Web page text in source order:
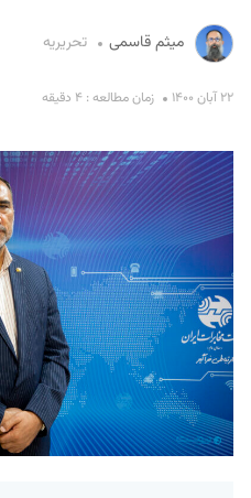
میثم قاسمی تحریریه
۲۲ آبان ۱۴۰۰ زمان مطالعه : ۴ دقیقه